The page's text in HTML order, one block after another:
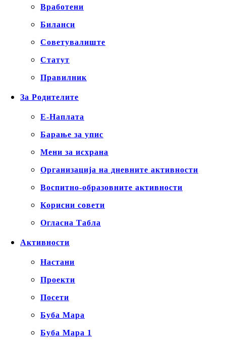
Вработени
Биланси
Советувалиште
Статут
Правилник
За Родителите
Е-Наплата
Барање за упис
Мени за исхрана
Организација на дневните активности
Воспитно-образовните активности
Корисни совети
Огласна Табла
Активности
Настани
Проекти
Посети
Буба Мара
Буба Мара 1